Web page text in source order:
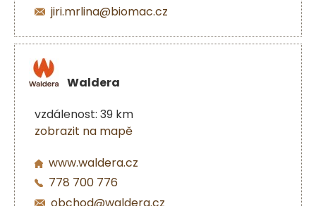
jiri.mrlina@biomac.cz
Waldera
vzdálenost: 39 km
zobrazit na mapě
www.waldera.cz
778 700 776